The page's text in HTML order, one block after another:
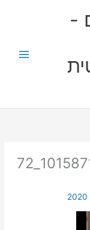
-
81989258_10158712818062699_72